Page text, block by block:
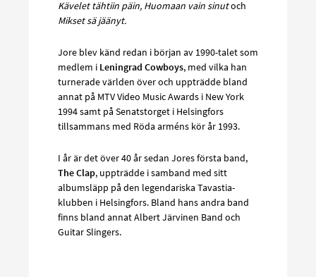
Kävelet tähtiin päin, Huomaan vain sinutoch
Mikset sä jäänyt.
Jore blev känd redan i början av 1990-talet som
medlem i Leningrad Cowboys, med vilka han
turnerade världen över och uppträdde bland
annat på MTV Video Music Awards i New York
1994 samt på Senatstorget i Helsingfors
tillsammans med Röda arméns kör år 1993.
I år är det över 40 år sedan Jores första band,
The Clap, uppträdde i samband med sitt
albumsläpp på den legendariska Tavastia-
klubben i Helsingfors. Bland hans andra band
finns bland annat Albert Järvinen Band och
Guitar Slingers.